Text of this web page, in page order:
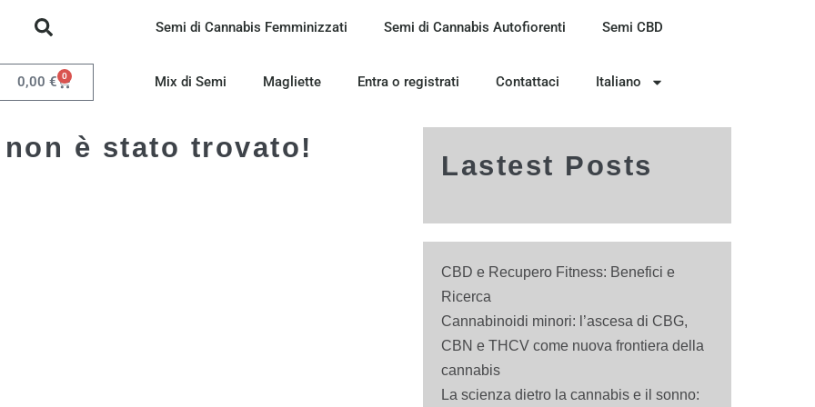
0,00 € 0
Semi di Cannabis Femminizzati Semi di Cannabis Autofiorenti Semi CBD
Mix di Semi Magliette Entra o registrati Contattaci Italiano
è stato trovato!
Lastest Posts
CBD e Recupero Fitness: Benefici e
Ricerca
Cannabinoidi minori: l’ascesa di CBG,
CBN e THCV come nuova frontiera della
cannabis
La scienza dietro la cannabis e il sonno: